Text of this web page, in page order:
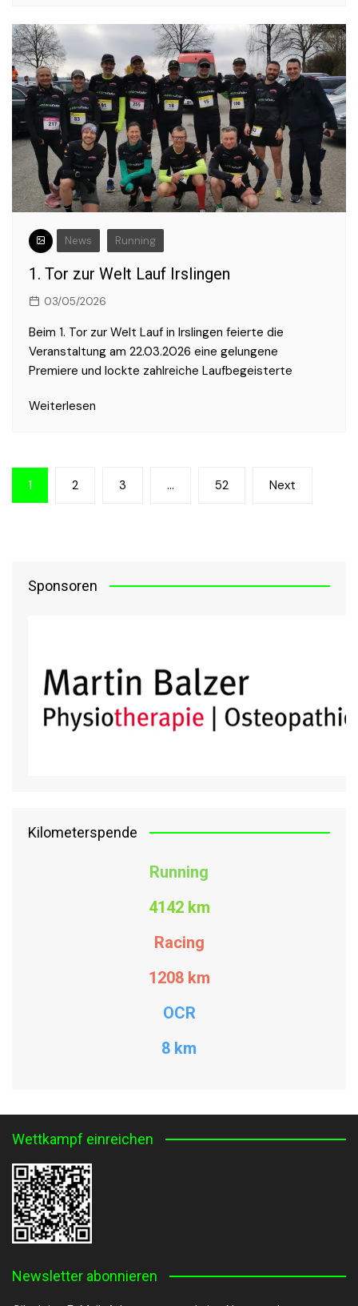
News Running
1. Tor zur Welt Lauf Irslingen
03/05/2026
Beim 1. Tor zur Welt Lauf in Irslingen feierte die
Veranstaltung am 22.03.2026 eine gelungene
Premiere und lockte zahlreiche Laufbegeisterte
Weiterlesen
Seitennummerierung
der
1 2 3 … 52 Next
Sponsoren
Kilometerspende
Running
4142 km
Racing
1208 km
OCR
8 km
Wettkampf einreichen
Newsletter abonnieren